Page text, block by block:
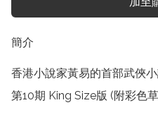
簡介
香港小說家黃易的首部武俠
第10期 King Size版 (附彩色